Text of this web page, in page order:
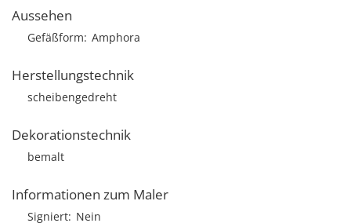
Aussehen
Gefäßform Amphora
Herstellungstechnik
scheibengedreht
Dekorationstechnik
bemalt
Informationen zum Maler
Signiert Nein